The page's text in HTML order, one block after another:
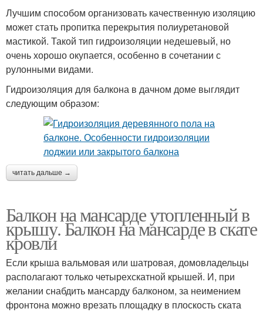
Лучшим способом организовать качественную изоляцию
может стать пропитка перекрытия полиуретановой
мастикой. Такой тип гидроизоляции недешевый, но
очень хорошо окупается, особенно в сочетании с
рулонными видами.
Гидроизоляция для балкона в дачном доме выглядит
следующим образом:
читать дальше →
Балкон на мансарде утопленный в
крышу. Балкон на мансарде в скате
кровли
Если крыша вальмовая или шатровая, домовладельцы
располагают только четырехскатной крышей. И, при
желании снабдить мансарду балконом, за неимением
фронтона можно врезать площадку в плоскость ската